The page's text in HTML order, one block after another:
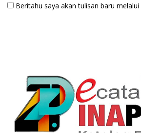
Beritahu saya akan tulisan baru melalui